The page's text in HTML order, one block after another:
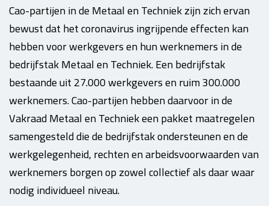
Cao-partijen in de Metaal en Techniek zijn zich ervan
bewust dat het coronavirus ingrijpende effecten kan
hebben voor werkgevers en hun werknemers in de
bedrijfstak Metaal en Techniek. Een bedrijfstak
bestaande uit 27.000 werkgevers en ruim 300.000
werknemers. Cao-partijen hebben daarvoor in de
Vakraad Metaal en Techniek een pakket maatregelen
samengesteld die de bedrijfstak ondersteunen en de
werkgelegenheid, rechten en arbeidsvoorwaarden van
werknemers borgen op zowel collectief als daar waar
nodig individueel niveau.